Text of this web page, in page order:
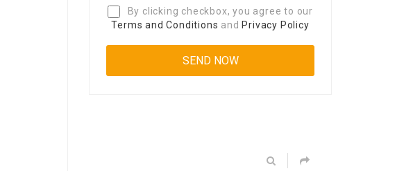
By clicking checkbox, you agree to our
Terms and Conditions and Privacy Policy